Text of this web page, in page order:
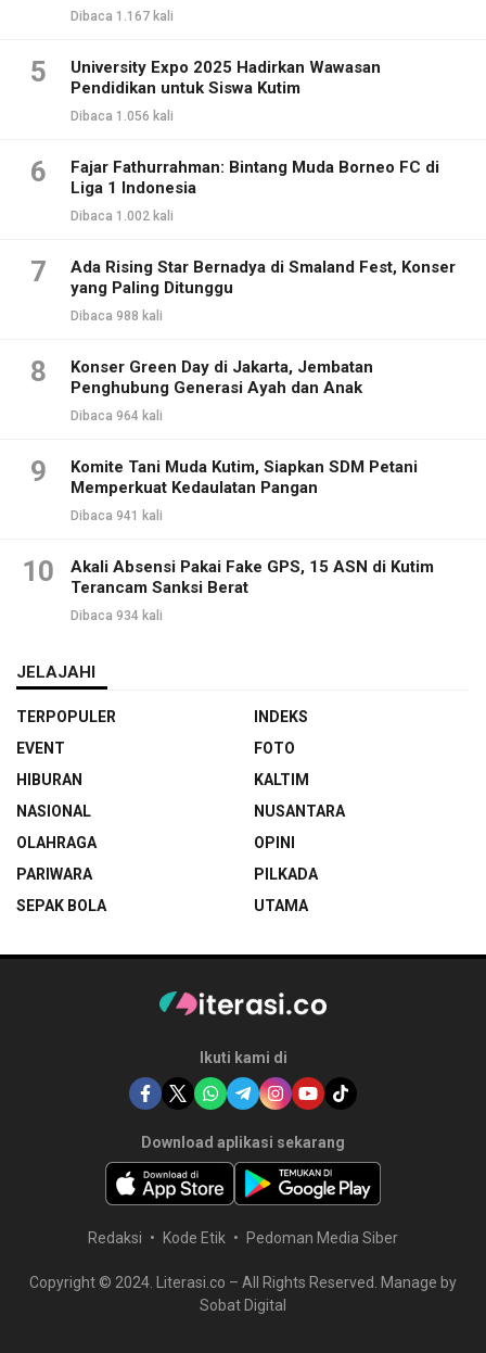
Dibaca 1.167 kali
5
University Expo 2025 Hadirkan Wawasan
Pendidikan untuk Siswa Kutim
Dibaca 1.056 kali
6
Fajar Fathurrahman: Bintang Muda Borneo FC di
Liga 1 Indonesia
Dibaca 1.002 kali
7
Ada Rising Star Bernadya di Smaland Fest, Konser
yang Paling Ditunggu
Dibaca 988 kali
8
Konser Green Day di Jakarta, Jembatan
Penghubung Generasi Ayah dan Anak
Dibaca 964 kali
9
Komite Tani Muda Kutim, Siapkan SDM Petani
Memperkuat Kedaulatan Pangan
Dibaca 941 kali
10
Akali Absensi Pakai Fake GPS, 15 ASN di Kutim
Terancam Sanksi Berat
Dibaca 934 kali
JELAJAHI
TERPOPULER
INDEKS
EVENT
FOTO
HIBURAN
KALTIM
NASIONAL
NUSANTARA
OLAHRAGA
OPINI
PARIWARA
PILKADA
SEPAK BOLA
UTAMA
Ikuti kami di
Download aplikasi sekarang
Redaksi Kode Etik Pedoman Media Siber
Copyright © 2024. Literasi.co – All Rights Reserved. Manage by
Sobat Digital